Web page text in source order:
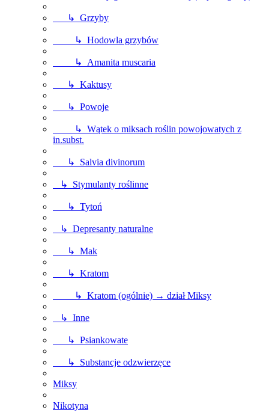
↳ Grzyby
↳ Hodowla grzybów
↳ Amanita muscaria
↳ Kaktusy
↳ Powoje
↳ Wątek o miksach roślin powojowatych z
in.subst.
↳ Salvia divinorum
↳ Stymulanty roślinne
↳ Tytoń
↳ Depresanty naturalne
↳ Mak
↳ Kratom
↳ Kratom (ogólnie) → dział Miksy
↳ Inne
↳ Psiankowate
↳ Substancje odzwierzęce
Miksy
Nikotyna